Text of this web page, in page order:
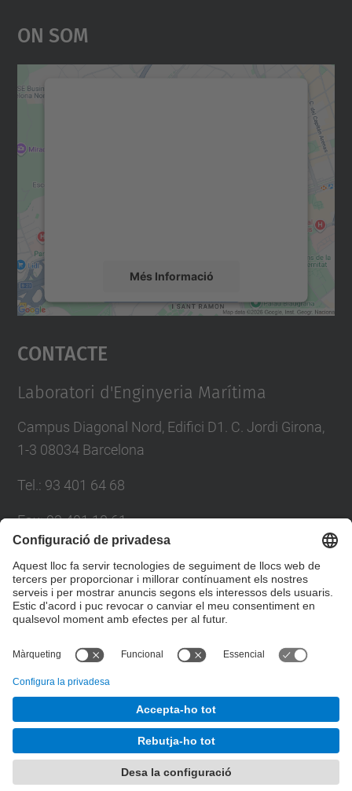
On Som
Més Informació
Accepta
powered by
Contacte
Laboratori d'Enginyeria Marítima
Campus Diagonal Nord, Edifici D1. C. Jordi Girona,
1-3 08034 Barcelona
Tel. : 93 401 64 68
Fax:93 401 18 61
Directori UPC
Formulari de contacte
Laboratori d'Enginyeria Marítima. LIM/UPC
Desenvolupat amb